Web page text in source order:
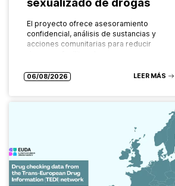
El proyecto ofrece asesoramiento
confidencial, análisis de sustancias y
acciones comunitarias para reducir
de drogas evolucionan constantemente.
También…
06/08/2026 LEER MÁS